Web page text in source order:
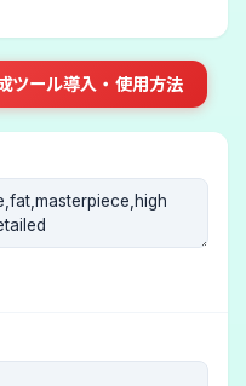
ツール導入・使用方法